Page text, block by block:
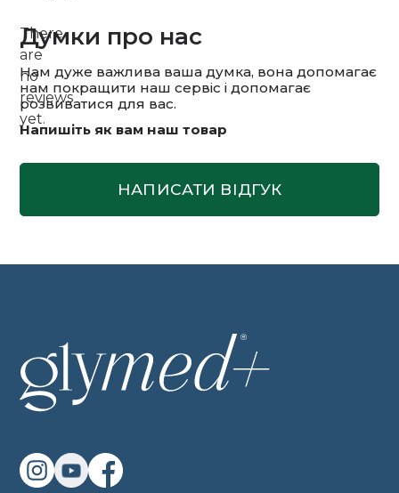
There
are
no
reviews
yet.
Думки про нас
Нам дуже важлива ваша думка, вона допомагає
нам покращити наш сервіс і допомагає
розвиватися для вас.
Напишіть як вам наш товар
НАПИСАТИ ВІДГУК